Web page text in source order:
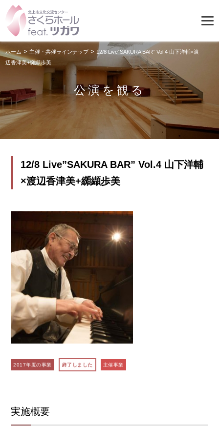
公演を観る
ホーム >主催・共催ラインナップ>12/8 Live”SAKURA BAR” Vol.4 山下洋輔×渡
辺香津美+纐纈歩美
12/8 Live”SAKURA BAR” Vol.4 山下洋輔
×渡辺香津美+纐纈歩美
2017年度の事業 終了しました 主催事業
実施概要